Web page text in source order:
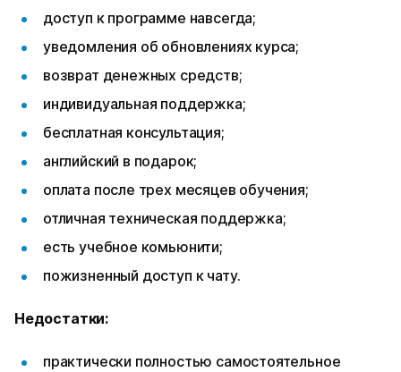
доступ к программе навсегда;
уведомления об обновлениях курса;
возврат денежных средств;
индивидуальная поддержка;
бесплатная консультация;
английский в подарок;
оплата после трех месяцев обучения;
отличная техническая поддержка;
есть учебное комьюнити;
пожизненный доступ к чату.
Недостатки:
практически полностью самостоятельное